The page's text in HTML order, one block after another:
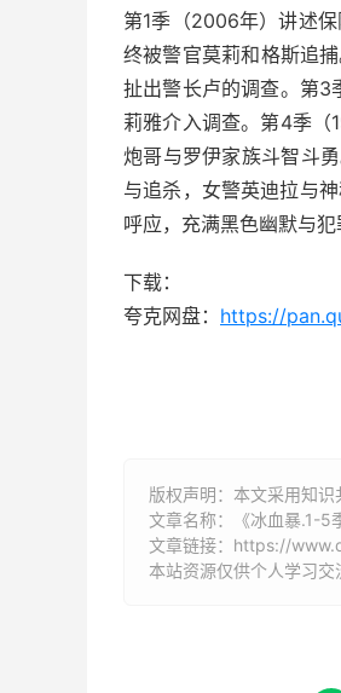
第1季（2006年）讲述
终被警官莫莉和格斯追
扯出警长卢的调查。第3
莉雅介入调查。第4季（
炮哥与罗伊家族斗智斗
与追杀，女警英迪拉与
呼应，充满黑色幽默与犯
下载：
夸克网盘： https://
版权声明：本文采用知
文章名称：《冰血暴.1-5
文章链接： https://
本站资源仅供个人学习